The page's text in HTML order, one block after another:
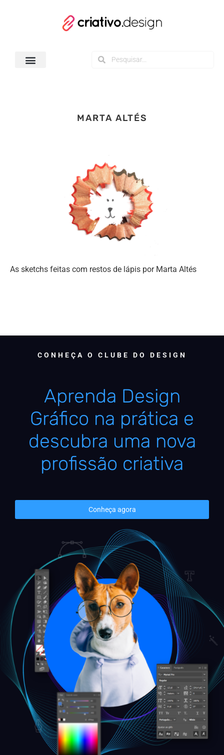
MARTA ALTÉS
As sketchs feitas com restos de lápis por Marta Altés
CONHEÇA O CLUBE DO DESIGN
Aprenda Design
Gráfico na prática e
descubra uma nova
profissão criativa
Conheça agora